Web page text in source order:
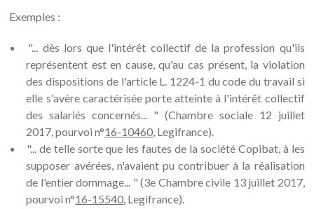
Exemples :
"... dès lors que l'intérêt collectif de la profession qu'ils
représentent est en cause, qu'au cas présent, la violation
des dispositions de l'article L. 1224-1 du code du travail si
elle s'avère caractérisée porte atteinte à l'intérêt collectif
des salariés concernés... " (Chambre sociale 12 juillet
2017, pourvoi n°16-10460, Legifrance).
"... de telle sorte que les fautes de la société Copibat, à les
supposer avérées, n'avaient pu contribuer à la réalisation
de l'entier dommage... " (3e Chambre civile 13 juillet 2017,
pourvoi n°16-15540, Legifrance).